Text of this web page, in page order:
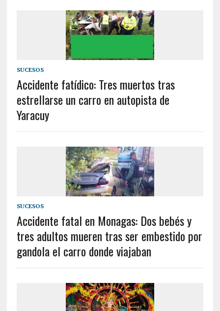
SUCESOS
Accidente fatídico: Tres muertos tras
estrellarse un carro en autopista de
Yaracuy
SUCESOS
Accidente fatal en Monagas: Dos bebés y
tres adultos mueren tras ser embestido por
gandola el carro donde viajaban